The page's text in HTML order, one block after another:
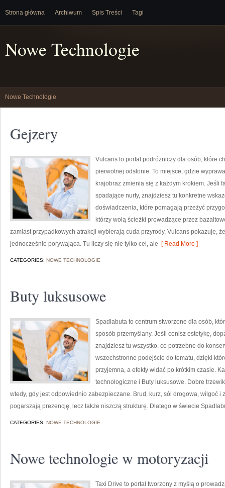
Strona główna Archiwum Spis Treści Tagi
Nowe Technologie
Nowe Technologie
Gejzery
Vulcans to portal podróżniczy dla osób, które
pierwotnej odsłonie. To miejsce, gdzie
krajobraz zmienia się z każdym krokiem. Jeśli
spadające nurty, znajdziesz tu konkretne
doświadczenia, które pomagają przeżyć
którzy wolą ścieżki prowadzące przez
zamiast przypadkowych atrakcji wybierają cuda przyrody. Vulcans pokazuje,
jednocześnie porywająca. Tu liczy się nie tylko cel, ale [ Read More ]
CATEGORIES: NOWE TECHNOLOGIE
Buty luksusowe
Spadlabuta to centrum stworzone dla osób,
sposób przemyślany. Jeśli cenisz estetykę,
znajdziesz tu wszystko, co potrzebne do
wszechstronne podejście do tematu, dzięki
przyjemna, a efekty widać po krótkim czasie.
technologiczne i Buty luksusowe. Dobre
wtedy, gdy jest odpowiednio zabezpieczane. Brud, kurz, sól drogowa, wilgoć
pogarszają prezencję, lecz także niszczą strukturę. Dlatego w świecie
CATEGORIES: NOWE TECHNOLOGIE
Nowe technologie w motoryzacji
Taxi Drive to portal tworzony z myślą o